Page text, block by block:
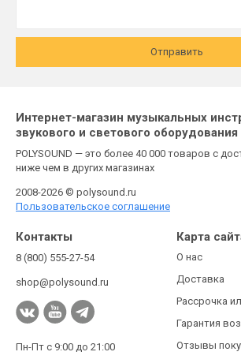
Отправить
Интернет-магазин музыкальных
звукового и светового оборудования
POLYSOUND — это более 40 000 товаров с
ниже чем в других магазинах
2008-2026 © polysound.ru
Пользовательское соглашение
Контакты
8 (800) 555-27-54
shop@polysound.ru
Пн-Пт с 9:00 до 21:00
Карта
О нас
Доставка
Рассрочка
Гарантия
Отзывы